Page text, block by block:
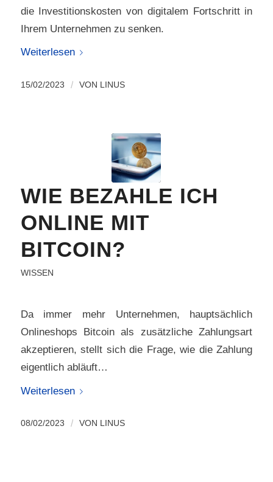
die Investitionskosten von digitalem Fortschritt in
Ihrem Unternehmen zu senken.
Weiterlesen
15/02/2023 / VON LINUS
WIE BEZAHLE ICH
ONLINE MIT
BITCOIN?
WISSEN
Da immer mehr Unternehmen, hauptsächlich
Onlineshops Bitcoin als zusätzliche Zahlungsart
akzeptieren, stellt sich die Frage, wie die Zahlung
eigentlich abläuft…
Weiterlesen
08/02/2023 / VON LINUS